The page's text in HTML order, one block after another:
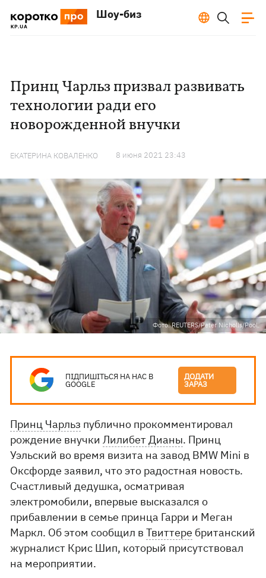
Шоу-биз
Принц Чарльз призвал развивать
технологии ради его
новорожденной внучки
ЕКАТЕРИНА КОВАЛЕНКО 8 июня 2021 23:43
Фото: REUTERS/Peter Nicholls/Pool.
ПІДПИШІТЬСЯ НА НАС В
GOOGLE
ДОДАТИ
ЗАРАЗ
Принц Чарльз публично прокомментировал
рождение внучкиЛилибет Дианы. Принц
Уэльский во время визита на завод BMW Mini в
Оксфорде заявил, что это радостная новость.
Счастливый дедушка, осматривая
электромобили, впервые высказался о
прибавлении в семье принца Гарри и Меган
Маркл. Об этом сообщил вТвиттере британский
журналист Крис Шип, который присутствовал
на мероприятии.